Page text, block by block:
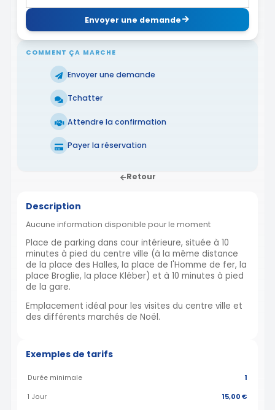
Envoyer une demande
COMMENT ÇA MARCHE
Envoyer une demande
Tchatter
Attendre la confirmation
Payer la réservation
Retour
Description
Aucune information disponible pour le moment
Place de parking dans cour intérieure, située à 10
minutes à pied du centre ville (à la même distance
de la place des Halles, la place de l'Homme de fer, la
place Broglie, la place Kléber) et à 10 minutes à pied
de la gare.
Emplacement idéal pour les visites du centre ville et
des différents marchés de Noël.
Exemples de tarifs
Durée minimale 1
1 Jour 15,00 €